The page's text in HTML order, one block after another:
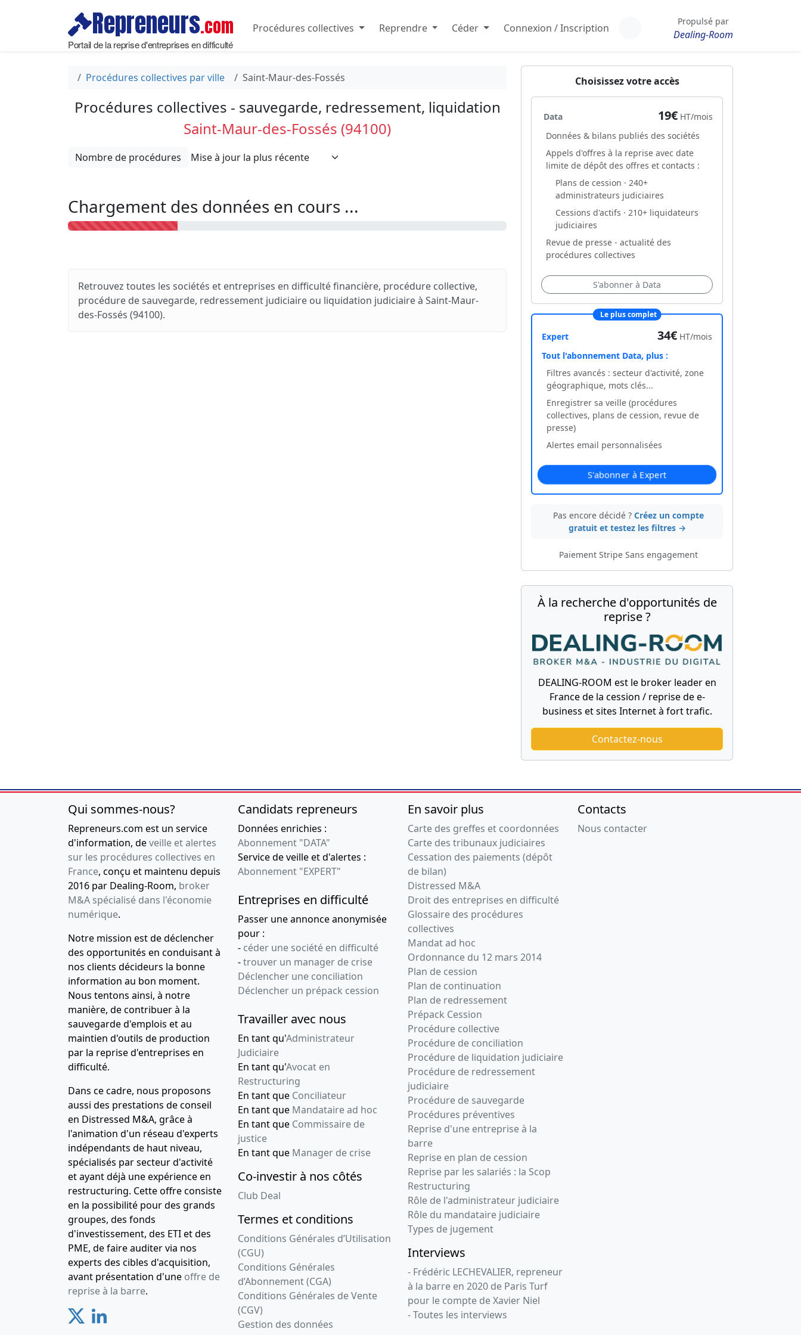
Repreneurs.com
Portail de la reprise d'entreprises en difficulté
Procédures collectives Reprendre Céder Connexion / Inscription
Propulsé par
Dealing-Room
Procédures collectives par ville Saint-Maur-des-Fossés
Procédures collectives - sauvegarde, redressement, liquidation
Saint-Maur-des-Fossés (94100)
Nombre de procédures
Chargement des données en cours ...
Retrouvez toutes les sociétés et entreprises en difficulté financière, procédure collective,
procédure de sauvegarde, redressement judiciaire ou liquidation judiciaire à Saint-Maur-
des-Fossés (94100).
Choisissez votre accès
Data 19€ HT/mois
Données & bilans publiés des sociétés
Appels d'offres à la reprise avec date
limite de dépôt des offres et contacts :
Plans de cession · 240+
administrateurs judiciaires
Cessions d'actifs · 210+ liquidateurs
judiciaires
Revue de presse - actualité des
procédures collectives
S'abonner à Data
Le plus complet
Expert 34€ HT/mois
Tout l'abonnement Data, plus :
Filtres avancés : secteur d'activité, zone
géographique, mots clés...
Enregistrer sa veille (procédures
collectives, plans de cession, revue de
presse)
Alertes email personnalisées
S'abonner à Expert
Pas encore décidé ? Créez un compte
gratuit et testez les filtres →
Paiement Stripe Sans engagement
À la recherche d'opportunités de
reprise ?
DEALING-ROOM est le broker leader en
France de la cession / reprise de e-
business et sites Internet à fort trafic.
Contactez-nous
Qui sommes-nous?
Repreneurs.com est un service
d'information, deveille et alertes
sur les procédures collectives en
France, conçu et maintenu depuis
2016 par Dealing-Room, broker
M&A spécialisé dans l'économie
numérique.
Notre mission est de déclencher
des opportunités en conduisant à
nos clients décideurs la bonne
information au bon moment.
Nous tentons ainsi, à notre
manière, de contribuer à la
sauvegarde d'emplois et au
maintien d'outils de production
par la reprise d'entreprises en
difficulté.
Dans ce cadre, nous proposons
aussi des prestations de conseil
en Distressed M&A, grâce à
l'animation d'un réseau d'experts
indépendants de haut niveau,
spécialisés par secteur d'activité
et ayant déjà une expérience en
restructuring. Cette offre consiste
en la possibilité pour des grands
groupes, des fonds
d'investissement, des ETI et des
PME, de faire auditer via nos
experts des cibles d'acquisition,
avant présentation d'une offre de
reprise à la barre.
Candidats repreneurs
Données enrichies :
Abonnement "DATA"
Service de veille et d'alertes :
Abonnement "EXPERT"
Entreprises en difficulté
Passer une annonce anonymisée
pour :
- céder une société en difficulté
-trouver un manager de crise
Déclencher une conciliation
Déclencher un prépack cession
Travailler avec nous
En tant qu'Administrateur
Judiciaire
En tant qu'Avocat en
Restructuring
En tant que Conciliateur
En tant que Mandataire ad hoc
En tant que Commissaire de
justice
En tant que Manager de crise
Co-investir à nos côtés
Club Deal
Termes et conditions
Conditions Générales d’Utilisation
(CGU)
Conditions Générales
d’Abonnement (CGA)
Conditions Générales de Vente
(CGV)
Gestion des données
En savoir plus
Carte des greffes et coordonnées
Carte des tribunaux judiciaires
Cessation des paiements (dépôt
de bilan)
Distressed M&A
Droit des entreprises en difficulté
Glossaire des procédures
collectives
Mandat ad hoc
Ordonnance du 12 mars 2014
Plan de cession
Plan de continuation
Plan de redressement
Prépack Cession
Procédure collective
Procédure de conciliation
Procédure de liquidation judiciaire
Procédure de redressement
judiciaire
Procédure de sauvegarde
Procédures préventives
Reprise d'une entreprise à la
barre
Reprise en plan de cession
Reprise par les salariés : la Scop
Restructuring
Rôle de l'administrateur judiciaire
Rôle du mandataire judiciaire
Types de jugement
Interviews
- Frédéric LECHEVALIER, repreneur
à la barre en 2020 de Paris Turf
pour le compte de Xavier Niel
- Toutes les interviews
Contacts
Nous contacter